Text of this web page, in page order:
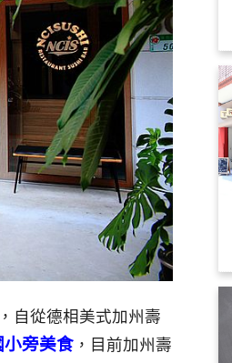
自從德相美式加州壽
小旁美食 ，目前加州壽